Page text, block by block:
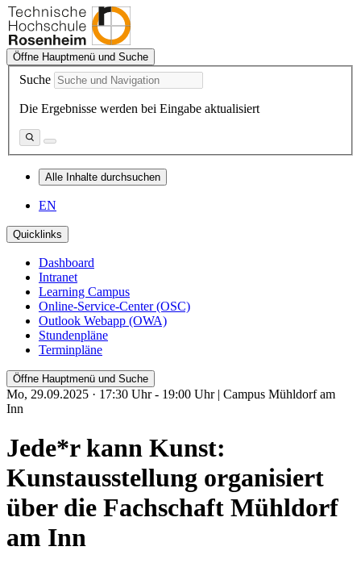
Öffne Hauptmenü und Suche
Suche
Die Ergebnisse werden bei Eingabe aktualisiert
Alle Inhalte durchsuchen
EN
Quicklinks
Dashboard
Intranet
Learning Campus
Online-Service-Center (OSC)
Outlook Webapp (OWA)
Stundenpläne
Terminpläne
Öffne Hauptmenü und Suche
Mo, 29.09.2025 · 17:30 Uhr - 19:00 Uhr | Campus Mühldorf am
Inn
Jede*r kann Kunst:
Kunstausstellung organisiert
über die Fachschaft Mühldorf
am Inn